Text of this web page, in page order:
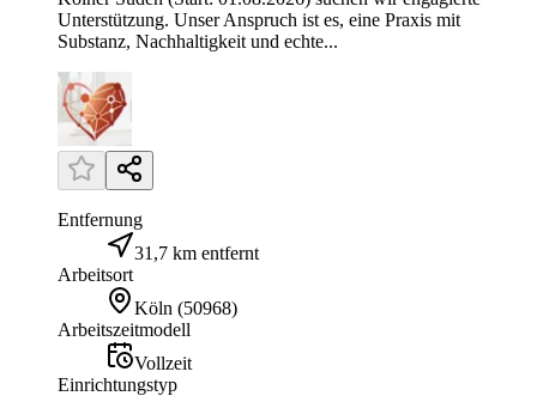
Unterstützung. Unser Anspruch ist es, eine Praxis mit
Substanz, Nachhaltigkeit und echte...
Entfernung
31,7 km entfernt
Arbeitsort
Köln (50968)
Arbeitszeitmodell
Vollzeit
Einrichtungstyp